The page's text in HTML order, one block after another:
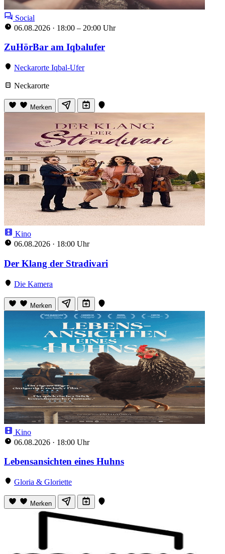
Social
06.08.2026 · 18:00 – 20:00 Uhr
ZuHörBar am Iqbalufer
Neckarorte Iqbal-Ufer
Neckarorte
Merken
Kino
06.08.2026 · 18:00 Uhr
Der Klang der Stradivari
Die Kamera
Merken
Kino
06.08.2026 · 18:00 Uhr
Lebensansichten eines Huhns
Gloria & Gloriette
Merken